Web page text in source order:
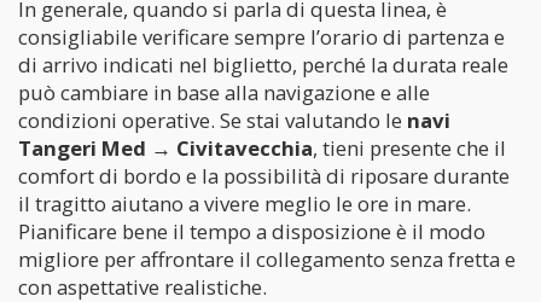
In generale, quando si parla di questa linea, è
consigliabile verificare sempre l’orario di partenza e
di arrivo indicati nel biglietto, perché la durata reale
può cambiare in base alla navigazione e alle
condizioni operative. Se stai valutando le navi
Tangeri Med → Civitavecchia, tieni presente che il
comfort di bordo e la possibilità di riposare durante
il tragitto aiutano a vivere meglio le ore in mare.
Pianificare bene il tempo a disposizione è il modo
migliore per affrontare il collegamento senza fretta e
con aspettative realistiche.